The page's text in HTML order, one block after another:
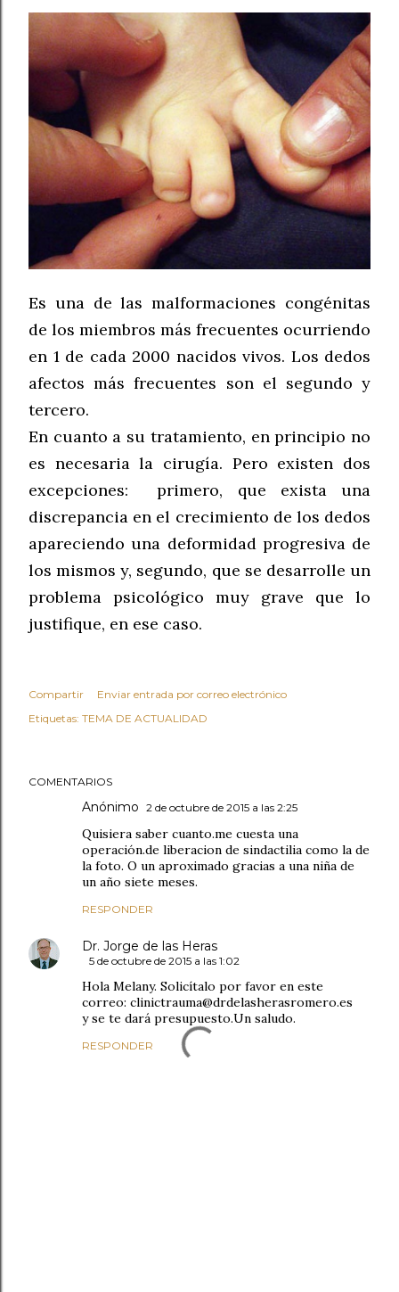
Es una de las malformaciones congénitas
de los miembros más frecuentes ocurriendo
en 1 de cada 2000 nacidos vivos. Los dedos
afectos más frecuentes son el segundo y
tercero.
En cuanto a su tratamiento, en principio no
es necesaria la cirugía. Pero existen dos
excepciones: primero, que exista una
discrepancia en el crecimiento de los dedos
apareciendo una deformidad progresiva de
los mismos y, segundo, que se desarrolle un
problema psicológico muy grave que lo
justifique, en ese caso.
Compartir
Enviar entrada por correo electrónico
Etiquetas: TEMA DE ACTUALIDAD
COMENTARIOS
Anónimo 2 de octubre de 2015 a las 2:25
Quisiera saber cuanto.me cuesta una
operación.de liberacion de sindactilia como la de
la foto. O un aproximado gracias a una niña de
un año siete meses.
RESPONDER
Dr. Jorge de las Heras
5 de octubre de 2015 a las 1:02
Hola Melany. Solicítalo por favor en este
correo: clinictrauma@drdelasherasromero.es
y se te dará presupuesto.Un saludo.
RESPONDER